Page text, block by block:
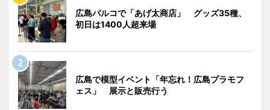
広島パルコで「あげ太商店」 グッズ35種、
初日は1400人超来場
広島で模型イベント「年忘れ！広島プラモフ
ェス」 展示と販売行う